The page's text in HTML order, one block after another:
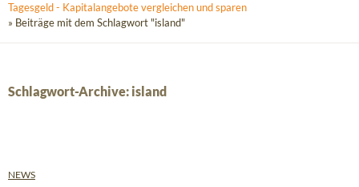
Tagesgeld - Kapitalangebote vergleichen und sparen
» Beiträge mit dem Schlagwort "island"
Schlagwort-Archive: island
NEWS